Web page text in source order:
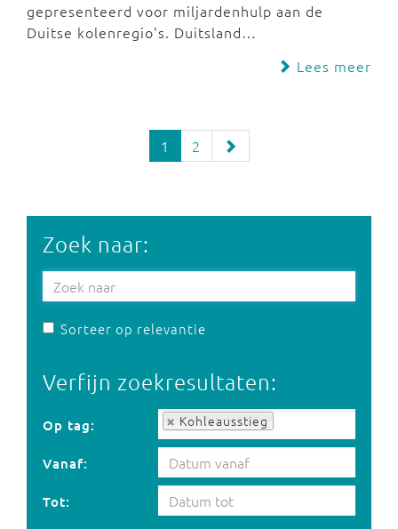
gepresenteerd voor miljardenhulp aan de
Duitse kolenregio's. Duitsland…
Lees meer
1 2
Zoek naar:
Sorteer op relevantie
Verfijn zoekresultaten:
Op tag: Kohleausstieg
Op tag:
Vanaf:
Tot: